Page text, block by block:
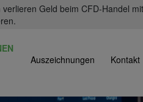
Geld beim CFD-Handel
Auszeichnungen
Kontakt